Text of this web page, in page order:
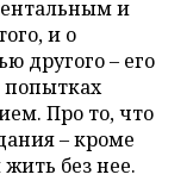
и
и о
другого – его
попытках
Про то, что
– кроме
без нее.